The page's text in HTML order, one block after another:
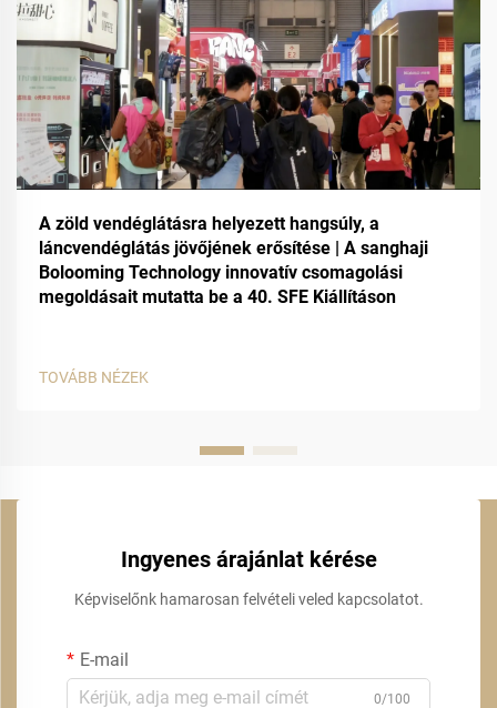
A zöld vendéglátásra helyezett hangsúly, a
láncvendéglátás jövőjének erősítése | A sanghaji
Bolooming Technology innovatív csomagolási
megoldásait mutatta be a 40. SFE Kiállításon
TOVÁBB NÉZEK
Ingyenes árajánlat kérése
Képviselőnk hamarosan felvételi veled kapcsolatot.
E-mail
0/100